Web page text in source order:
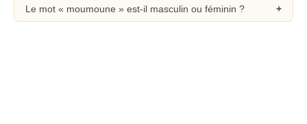
Le mot « moumoune » est-il masculin ou féminin ?